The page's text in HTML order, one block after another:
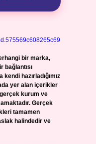
bir marka,
bağlantısı
hazırladığımız
yer alan içerikler
kurum ve
Gerçek
tamamen
halindedir ve